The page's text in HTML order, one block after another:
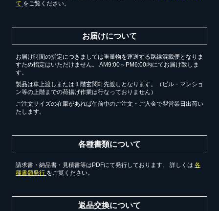
て をご覧ください。
お届けについて
お届け時間の指定につきましては重量物を運送する路線混載便となりま
すため指定はいただけません。 AM9:00～PM6:00内にてお届け致しま
す。
製品は車上渡しまたは１階玄関軒先渡しとなります。（ビル・マンショ
ン等の上階までの荷揚げ作業は行なっておりません）
ご注文サイズの在庫があれば午前中のご注文・ご入金で翌営業日出荷い
たします。
各種書類について
請求書・納品書・見積書等はPDFにて発行しております。 詳しくは 各
種書類発行 をご覧ください。
返品交換について